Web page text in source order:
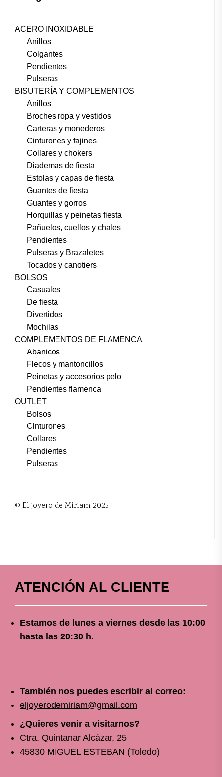
ACERO INOXIDABLE
Anillos
Colgantes
Pendientes
Pulseras
BISUTERÍA Y COMPLEMENTOS
Anillos
Broches ropa y vestidos
Carteras y monederos
Cinturones y fajines
Collares y chokers
Diademas de fiesta
Estolas y capas de fiesta
Guantes de fiesta
Guantes y gorros
Horquillas y peinetas fiesta
Pañuelos, cuellos y chales
Pendientes
Pulseras y Brazaletes
Tocados y canotiers
BOLSOS
Casuales
De fiesta
Divertidos
Mochilas
COMPLEMENTOS DE FLAMENCA
Abanicos
Flecos y mantoncillos
Peinetas y accesorios pelo
Pendientes flamenca
OUTLET
Bolsos
Cinturones
Collares
Pendientes
Pulseras
© El joyero de Miriam 2025
ATENCIÓN AL CLIENTE
Estamos de lunes a viernes desde las 10:00
hasta las 20:30 h.
También nos puedes escribir al correo:
eljoyerodemiriam@gmail.com
¿Quieres venir a visitarnos?
Ctra. Quintanar Alcázar, 25
45830 MIGUEL ESTEBAN (Toledo)